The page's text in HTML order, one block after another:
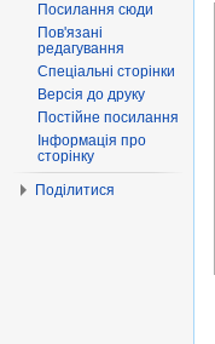
Посилання сюди
Пов'язані
редагування
Спеціальні сторінки
Версія до друку
Постійне посилання
Інформація про
сторінку
Поділитися